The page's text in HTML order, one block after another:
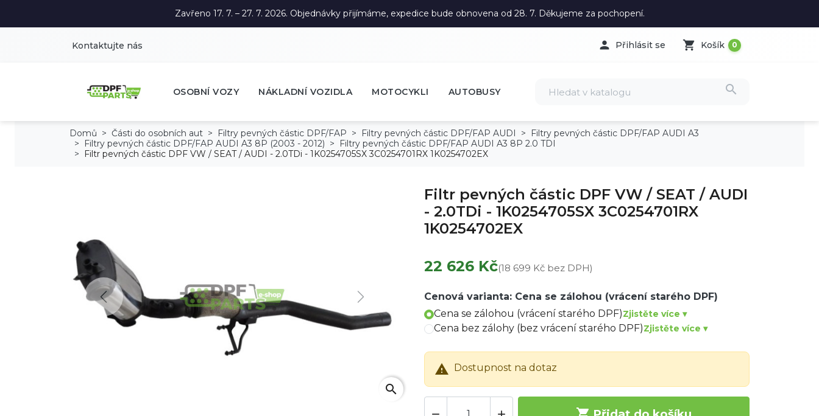
Zavřeno 17. 7. – 27. 7. 2026. Objednávky přijímáme, expedice bude obnovena od 28. 7. Děkujeme za pochopení.
Kontaktujte nás  Přihlásit se shopping_cart Košík 0
OSOBNÍ VOZY NÁKLADNÍ VOZIDLA MOTOCYKLI AUTOBUSY search
Domů Části do osobních aut Filtry pevných částic DPF/FAP Filtry pevných částic DPF/FAP AUDI
Filtry pevných částic DPF/FAP AUDI A3
Filtry pevných částic DPF/FAP AUDI A3 8P (2003 - 2012)
Filtry pevných částic DPF/FAP AUDI A3 8P 2.0 TDI
Filtr pevných částic DPF VW / SEAT / AUDI - 2.0TDi - 1K0254705SX 3C0254701RX 1K0254702EX
Previous Next
search
Filtr pevných částic DPF VW / SEAT / AUDI
- 2.0TDi - 1K0254705SX 3C0254701RX
1K0254702EX
22 626 Kč(18 699 Kč bez DPH)
Cenová varianta: Cena se zálohou (vrácení starého DPF)
Cena se zálohou (vrácení starého DPF)Zjistěte více ▾
Cena bez zálohy (bez vrácení starého DPF)Zjistěte více ▾
 Dostupnost na dotaz